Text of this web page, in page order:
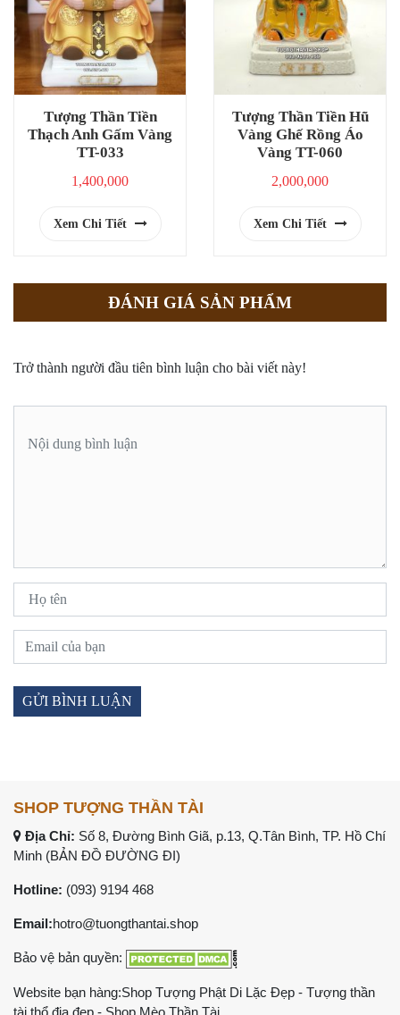
Tượng Thần Tiền
Thạch Anh Gấm Vàng
TT-033
1,400,000
Xem Chi Tiết
Tượng Thần Tiền Hũ
Vàng Ghế Rồng Áo
Vàng TT-060
2,000,000
Xem Chi Tiết
ĐÁNH GIÁ SẢN PHẨM
Trở thành người đầu tiên bình luận cho bài viết này!
SHOP TƯỢNG THẦN TÀI
Địa Chỉ: Số 8, Đường Bình Giã, p.13, Q.Tân Bình, TP. Hồ Chí
Minh (BẢN ĐỒ ĐƯỜNG ĐI)
Hotline: (093) 9194 468
Email:hotro@tuongthantai.shop
Bảo vệ bản quyền:
Website bạn hàng:Shop Tượng Phật Di Lặc Đẹp - Tượng thần